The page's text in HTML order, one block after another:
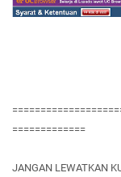
=============
JANGAN LEWATKAN